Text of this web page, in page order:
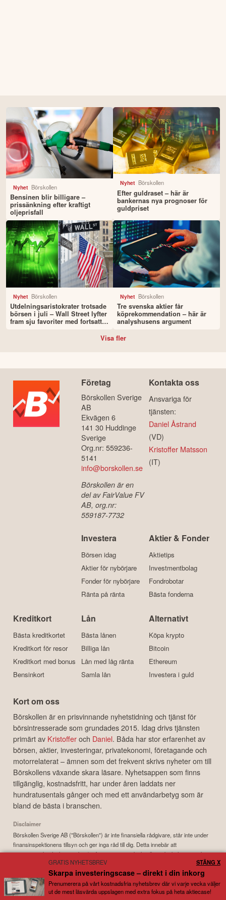
Nyhet Börskollen
Bensinen blir billigare –
prissänkning efter kraftigt
oljeprisfall
Efter guldraset – här är
bankernas nya prognoser för
guldpriset
Utdelningsaristokrater trotsade
Tre svenska aktier får
Företag
Börskollen Sverige
AB
Ekvägen 6
141 30 Huddinge
Sverige
Org.nr: 559236-
5141
info@borskollen.se
Börskollen är en
AB, org.nr:
559187-7732
Kontakta oss
Ansvariga för
tjänsten:
Daniel Åstrand
Investera
Börsen idag
Fonder för nybörjare
Aktier & Fonder
Aktietips
Fondrobotar
Kreditkort
Bästa kreditkortet
Kreditkort med bonus
Lån
Bästa lånen
Alternativt
Köpa krypto
Kort om oss
Börskollen är en prisvinnande nyhetstidning och tjänst för
börsintresserade som grundades 2015. Idag drivs tjänsten
primärt avKristofferochDaniel. Båda har stor erfarenhet av
börsen, aktier, investeringar, privatekonomi, företagande och
motorrelaterat – ämnen som det frekvent skrivs nyheter om till
Börskollens växande skara läsare. Nyhetsappen som finns
hundratusentals gånger och med ett användarbetyg som är
bland de bästa i branschen.
Börskollen Sverige AB ("Börskollen") är inte finansiella rådgivare, står inte under
finansinspektionens tillsyn och ger inga råd till dig. Detta innebär att
investeringsbeslut baserade på information som direkt eller indirekt härrörande
GRATIS NYHETSBREV
Skarpa investeringscase – direkt i din inkorg
Prenumerera på vårt kostnadsfria nyhetsbrev där vi varje vecka väljer
ut de mest läsvärda uppslagen med extra fokus på heta aktiecase!
STÄNG X